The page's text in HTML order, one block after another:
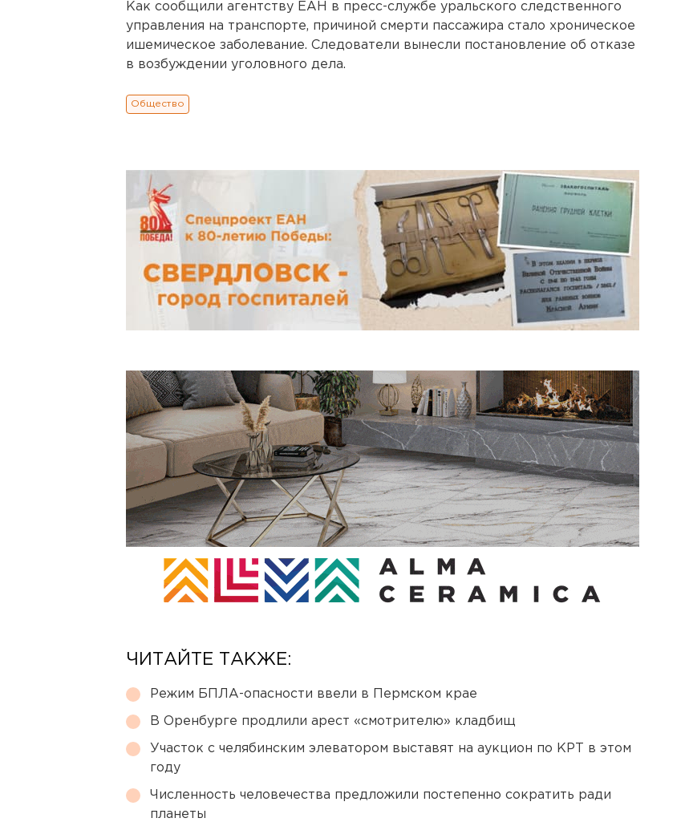
Как сообщили агентству ЕАН в пресс-службе уральского следственного
управления на транспорте, причиной смерти пассажира стало хроническое
ишемическое заболевание. Следователи вынесли постановление об отказе
в возбуждении уголовного дела.
Общество
ЧИТАЙТЕ ТАКЖЕ:
Режим БПЛА-опасности ввели в Пермском крае
В Оренбурге продлили арест «смотрителю» кладбищ
Участок с челябинским элеватором выставят на аукцион по КРТ в этом
году
Численность человечества предложили постепенно сократить ради
планеты